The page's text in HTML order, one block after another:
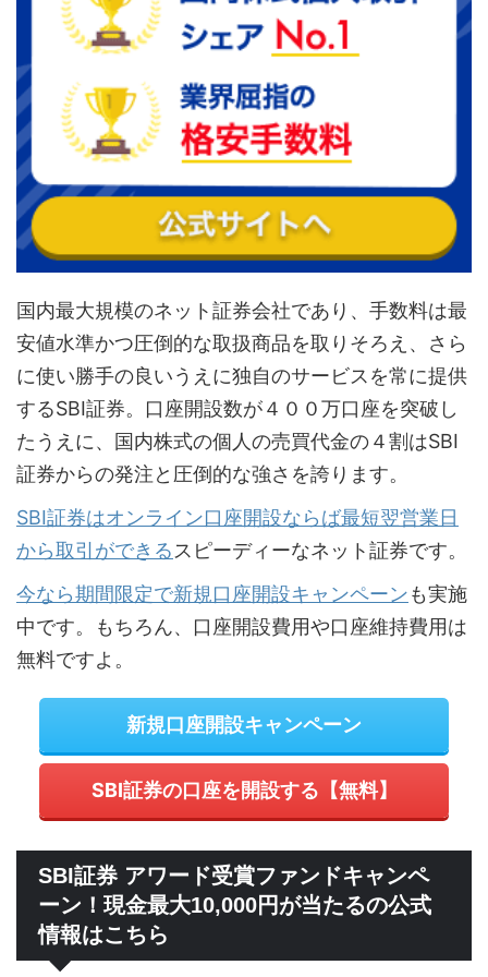
国内最大規模のネット証券会社であり、手数料は最
安値水準かつ圧倒的な取扱商品を取りそろえ、さら
に使い勝手の良いうえに独自のサービスを常に提供
するSBI証券。口座開設数が４００万口座を突破し
たうえに、国内株式の個人の売買代金の４割はSBI
証券からの発注と圧倒的な強さを誇ります。
SBI証券はオンライン口座開設ならば最短翌営業日
から取引ができる スピーディーなネット証券です。
今なら期間限定で新規口座開設キャンペーンも実施
中です。もちろん、口座開設費用や口座維持費用は
無料ですよ。
新規口座開設キャンペーン
SBI証券の口座を開設する【無料】
SBI証券 アワード受賞ファンドキャンペ
ーン！現金最大10,000円が当たるの公式
情報はこちら